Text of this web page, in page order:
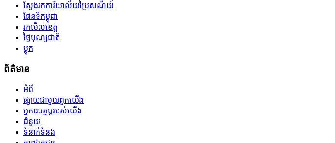
ស្វែងរកការិយាល័យប្រៃសណីយ៍
ផែនទីកម្ពុជា
រកមើលខេត្ត
ថ្ងៃបុណ្យជាតិ
ប្លុក
ព័ត៌មាន
អំពី
ផ្សាយជាមួយពួកយើង
អ្នកឧបត្ថម្ភរបស់យើង
ជំនួយ
ទំនាក់ទំនង